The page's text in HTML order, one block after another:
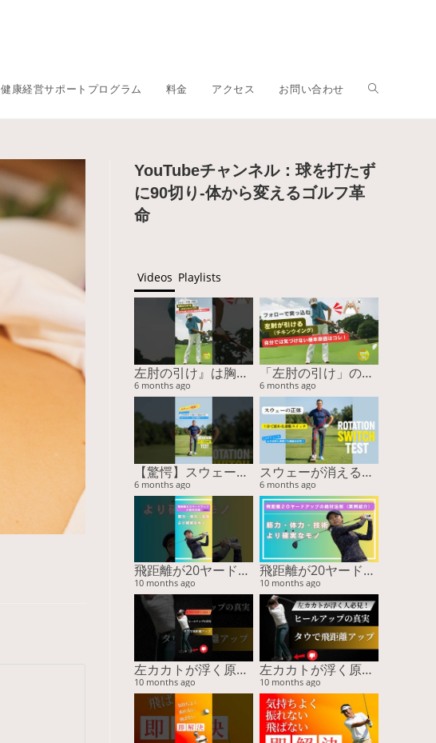
健康経営サポートプログラム 料金 アクセス お問い合わせ
YouTubeチャンネル：球を打たず
に90切り-体から変えるゴルフ革
命
Videos Playlists
左肘の引け』は胸で治る！スイング激変の2nd外旋スイッチ #ゴルフスイング #左肘の引け #チキンウィング #2nd外旋 #ゴルフ上達
6 months ago
「左肘の引け」の正体は2nd外旋のロック！フォローで突っ込む原因を『胸』で治す
6 months ago
【驚愕】スウェー改善の鍵は『膝』だった！3cmで激変する魔法のスイッチ #ゴルフスイング #スウェー改善 #ゴルフ上達 #youtubeショート #山本由伸 #BODYTIPSゴルフ
6 months ago
スウェーが消える！膝の曲げ伸ばしだけで「ゴルフの連動スイッチ」をONにする驚異のメソッド
6 months ago
飛距離が20ヤード伸びた！”感覚”ではなく“体”を変えた結果（実例付き）
10 months ago
飛距離が20ヤード伸びた！”感覚”ではなく“体”を変えた結果（実例付き）
10 months ago
左カカトが浮く原因と解決法｜タウで安定＆飛距離アップ！
10 months ago
左カカトが浮く原因と解決法｜タウで安定＆飛距離アップ！
10 months ago